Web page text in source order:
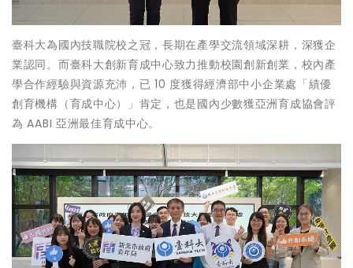
臺科大為國內技職院校之冠，長期在產學交流領域深耕，深獲企
業認同。而臺科大創新育成中心致力推動校園創新創業，校內產
學合作經驗與資源充沛，已 10 度獲得經濟部中小企業處「績優
創育機構（育成中心）」肯定，也是國內少數獲亞洲育成協會評
為 AABI 亞洲最佳育成中心。